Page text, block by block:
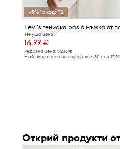
-5%* с код: FS
Текуща цена:
16,99 €
Редовна цена: 32,16 €
Най-ниска цена за последните 30 дни:
Открий продукти